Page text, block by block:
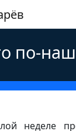
»
по-
неделе